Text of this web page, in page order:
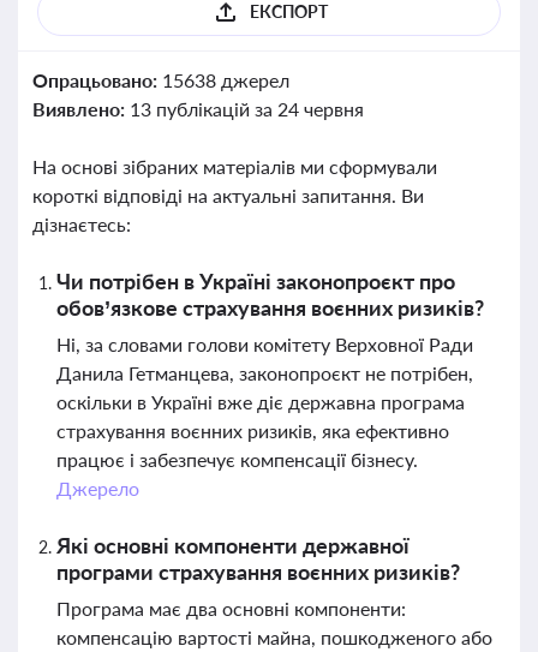
ЕКСПОРТ
Опрацьовано: 15638 джерел
Виявлено: 13 публікацій за 24 червня
На основі зібраних матеріалів ми сформували
короткі відповіді на актуальні запитання. Ви
дізнаєтесь:
Чи потрібен в Україні законопроєкт про
обов’язкове страхування воєнних ризиків?
Ні, за словами голови комітету Верховної Ради
Данила Гетманцева, законопроєкт не потрібен,
оскільки в Україні вже діє державна програма
страхування воєнних ризиків, яка ефективно
працює і забезпечує компенсації бізнесу.
Джерело
Які основні компоненти державної
програми страхування воєнних ризиків?
Програма має два основні компоненти:
компенсацію вартості майна, пошкодженого або